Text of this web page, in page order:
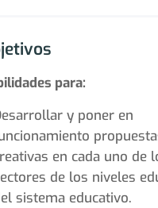
para:
y poner en
en cada uno de
de los niveles
sistema educativo.